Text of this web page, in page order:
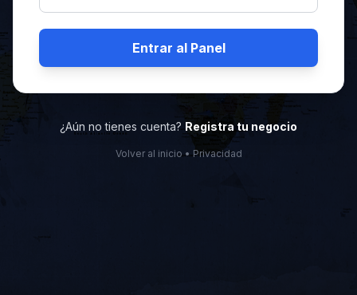
Entrar al Panel
¿Aún no tienes cuenta? Registra tu negocio
Volver al inicio •Privacidad